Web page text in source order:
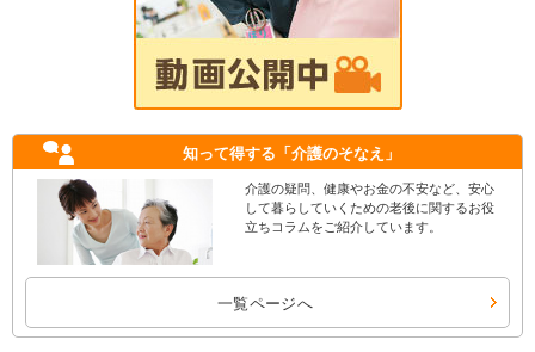
知って得する 「介護のそなえ」
介護の疑問、健康やお金の不安など、安心
して暮らしていくための老後に関するお役
立ちコラムをご紹介しています。
一覧ページへ